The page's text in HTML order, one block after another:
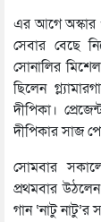
এর আগে অস্কার
সেবার বেছে
সোনালির
ছিলেন
দীপিকা।
দীপিকার সাজ
সোমবার
প্রথমবার
গান ‘নাটু